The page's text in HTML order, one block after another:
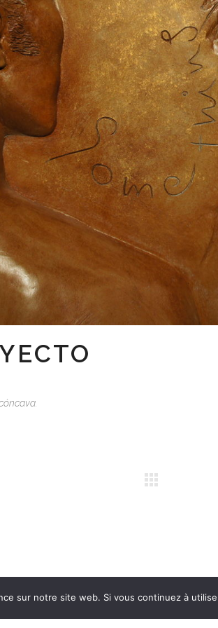
sur notre site web. Si vous continuez à